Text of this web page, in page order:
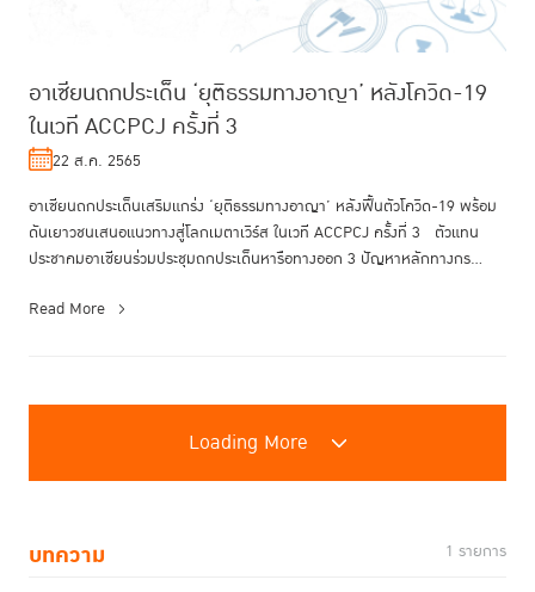
อาเซียนถกประเด็น ‘ยุติธรรมทางอาญา’ หลังโควิด-19
ในเวที ACCPCJ ครั้งที่ 3
22 ส.ค. 2565
อาเซียนถกประเด็นเสริมแกร่ง ‘ยุติธรรมทางอาญา’ หลังฟื้นตัวโควิด-19 พร้อม
ดันเยาวชนเสนอแนวทางสู่โลกเมตาเวิร์ส ในเวที ACCPCJ ครั้งที่ 3 ตัวแทน
ประชาคมอาเซียนร่วมประชุมถกประเด็นหารือทางออก 3 ปัญหาหลักทางกร...
Read More
Loading More
บทความ 1 รายการ